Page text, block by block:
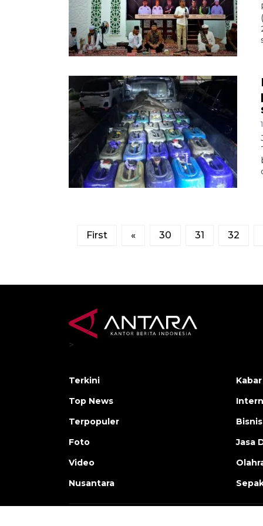
First « 30 31 32
>
Terkini
Top News
Terpopuler
Foto
Video
Nusantara
Bisnis
Jasa